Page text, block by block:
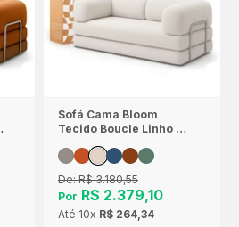
Sofá Cama Bloom
Tecido Boucle Linho -
Sofá na Caixa
De:R$ 3.180,55
Por R$ 2.379,10
Até 10x R$ 264,34